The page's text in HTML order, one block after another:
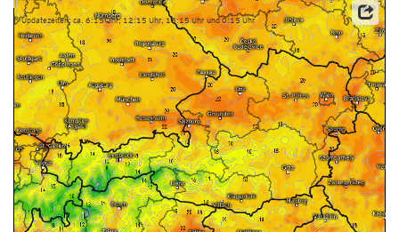
Updatezeiten: ca. 6:15 Uhr, 12:15 Uhr, 18:15 Uhr und 0:15 Uhr